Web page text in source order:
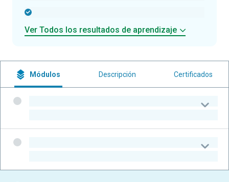
Ver Todos los resultados de aprendizaje
Módulos Descripción Certificados